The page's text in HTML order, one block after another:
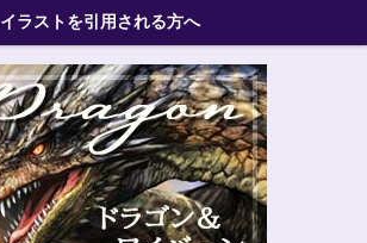
イラストを引用される方へ